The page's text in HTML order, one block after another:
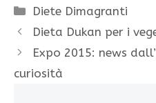
Categorie
Diete Dimagranti
Dieta Dukan per i
Expo 2015: news
curiosità